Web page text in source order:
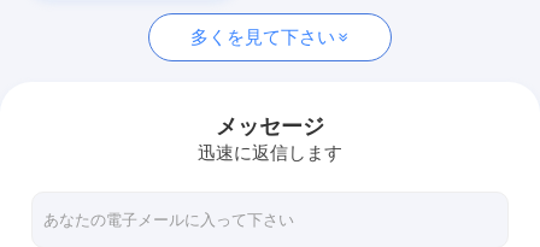
多くを見て下さい
メッセージ
迅速に返信します